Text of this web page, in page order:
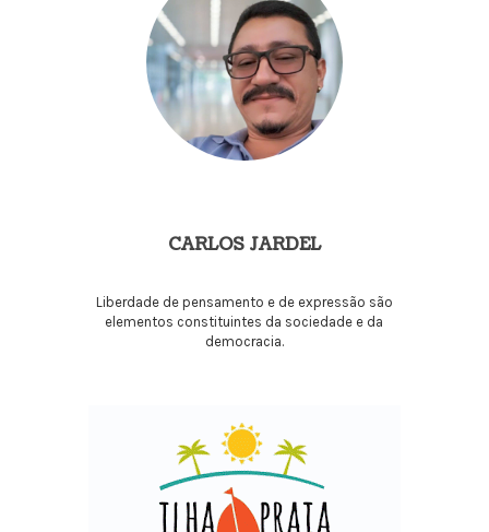
CARLOS JARDEL
Liberdade de pensamento e de expressão são
elementos constituintes da sociedade e da
democracia.